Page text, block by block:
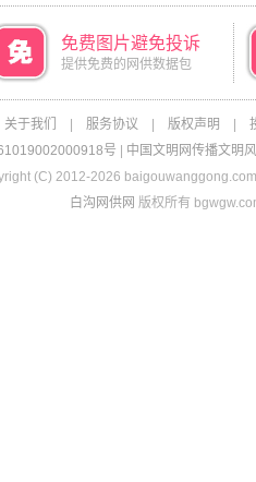
免费图片避免投诉
提供免费的网供数据包
关于我们 服务协议 版权声明
号 中国文明网传播文明风
(C) 2012-2026
白沟网供网 版权所有